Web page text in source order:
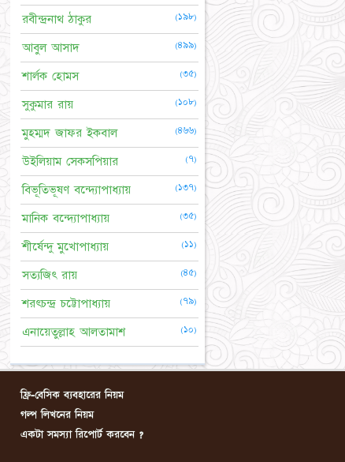
রবীন্দ্রনাথ ঠাকুর (১৯৮)
আবুল আসাদ (৪৯৯)
শার্লক হোমস (৩৫)
সুকুমার রায় (১০৮)
মুহম্মদ জাফর ইকবাল (৪৬৬)
উইলিয়াম সেকসপিয়ার (৭)
বিভূতিভূষণ বন্দ্যোপাধ্যায় (১৩৭)
মানিক বন্দ্যোপাধ্যায় (৩৫)
শীর্ষেন্দু মুখোপাধ্যায় (১১)
সত্যজিৎ রায় (৪৫)
শরৎচন্দ্র চট্টোপাধ্যায় (৭৯)
এনায়েতুল্লাহ আলতামাশ (১০)
ফ্রি-বেসিক ব্যবহারের নিয়ম
গল্প লিখনের নিয়ম
একটা সমস্যা রিপোর্ট করবেন ?